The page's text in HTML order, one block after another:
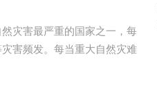
灾害最严重的国家之一，每
害频发。每当重大自然灾难